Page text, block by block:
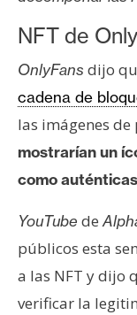
a
T
e
m
s
R
e
c
NFT de
OnlyFans dijo
cadena de
las imágenes de
mostrarían un
como
YouTube de
públicos ​​esta
a las NFT y dijo
verificar la